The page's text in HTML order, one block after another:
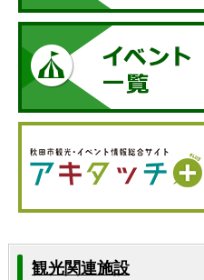
観光関連施設